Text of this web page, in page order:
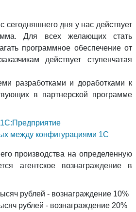
сегодняшнего дня у нас действует
Для всех желающих стать
программное обеспечение от
действует ступенчатая
разработками и доработками к
в партнерской программе
1С:Предприятие
между конфигурациями 1С
производства на определенную
агентское вознаграждение в
рублей - вознаграждение 10%
рублей - вознаграждение 20%